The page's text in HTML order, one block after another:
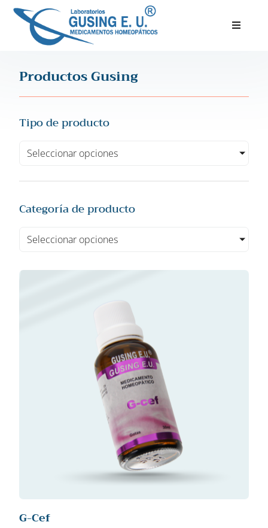
Blog
Productos Gusing
Tipo de producto
Seleccionar opciones
Categoría de producto
Seleccionar opciones
G-Cef